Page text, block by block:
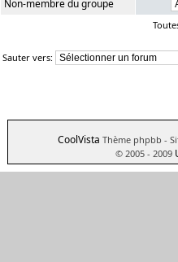
Non-membre du groupe
Sauter vers:
CoolVista Thème phpbb -
© 2005 - 2009